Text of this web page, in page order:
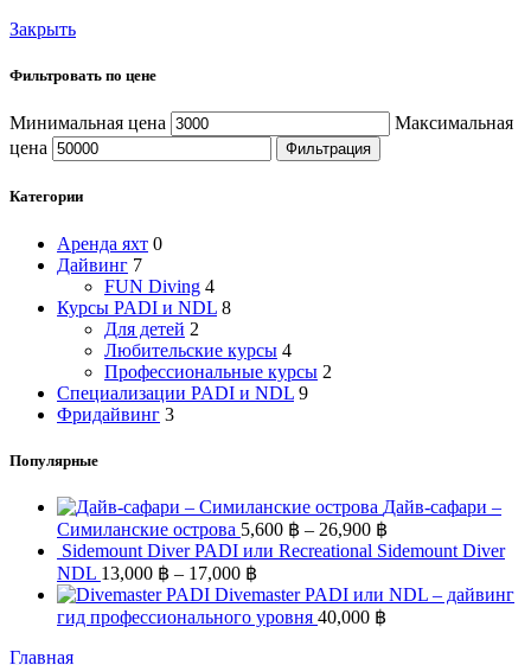
Закрыть
Фильтровать по цене
Минимальная цена
Максимальная
цена
Фильтрация
Категории
Аренда яхт 0
Дайвинг 7
FUN Diving 4
Курсы PADI и NDL 8
Для детей 2
Любительские курсы 4
Профессиональные курсы 2
Специализации PADI и NDL 9
Фридайвинг 3
Популярные
Дайв-сафари –
Симиланские острова 5,600 ฿ – 26,900 ฿
Sidemount Diver PADI или Recreational Sidemount Diver
NDL 13,000 ฿ – 17,000 ฿
Divemaster PADI или NDL – дайвинг
гид профессионального уровня 40,000 ฿
Главная